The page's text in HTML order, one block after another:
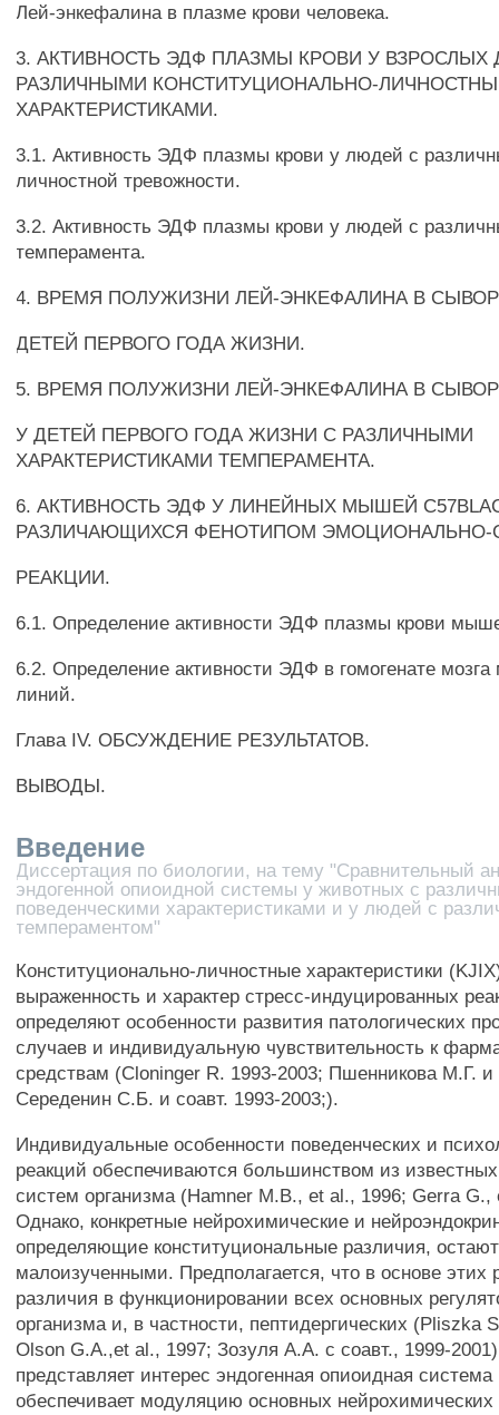
Лей-энкефалина в плазме крови человека.
3. АКТИВНОСТЬ ЭДФ ПЛАЗМЫ КРОВИ У
РАЗЛИЧНЫМИ КОНСТИТУЦИОНАЛЬНО-
ХАРАКТЕРИСТИКАМИ.
3.1. Активность ЭДФ плазмы крови у людей с
личностной тревожности.
3.2. Активность ЭДФ плазмы крови у людей с
темперамента.
4. ВРЕМЯ ПОЛУЖИЗНИ ЛЕЙ-ЭНКЕФАЛИНА В
ДЕТЕЙ ПЕРВОГО ГОДА ЖИЗНИ.
5. ВРЕМЯ ПОЛУЖИЗНИ ЛЕЙ-ЭНКЕФАЛИНА В
У ДЕТЕЙ ПЕРВОГО ГОДА ЖИЗНИ С РАЗЛИЧНЫМИ
ХАРАКТЕРИСТИКАМИ ТЕМПЕРАМЕНТА.
6. АКТИВНОСТЬ ЭДФ У ЛИНЕЙНЫХ МЫШЕЙ
РАЗЛИЧАЮЩИХСЯ ФЕНОТИПОМ ЭМОЦИОНАЛЬНО-
РЕАКЦИИ.
6.1. Определение активности ЭДФ плазмы крови
6.2. Определение активности ЭДФ в гомогенате
линий.
Глава IV. ОБСУЖДЕНИЕ РЕЗУЛЬТАТОВ.
ВЫВОДЫ.
Введение
Диссертация по биологии, на тему "Сравнительный
эндогенной опиоидной системы у животных с
поведенческими характеристиками и у людей с
темпераментом"
Конституционально-личностные характеристики
выраженность и характер стресс-индуцированных
определяют особенности развития патологических
случаев и индивидуальную чувствительность к
средствам (Cloninger R. 1993-2003; Пшенникова М.Г. и
Середенин С.Б. и соавт. 1993-2003;).
Индивидуальные особенности поведенческих и
реакций обеспечиваются большинством из
систем организма (Hamner М.В., et al., 1996; Gerra G.,
Однако, конкретные нейрохимические и
определяющие конституциональные различия,
малоизученными. Предполагается, что в основе этих
различия в функционировании всех основных
организма и, в частности, пептидергических (Pliszka
Olson G.A.,et al., 1997; Зозуля A.A. с соавт., 1999-
представляет интерес эндогенная опиоидная
обеспечивает модуляцию основных